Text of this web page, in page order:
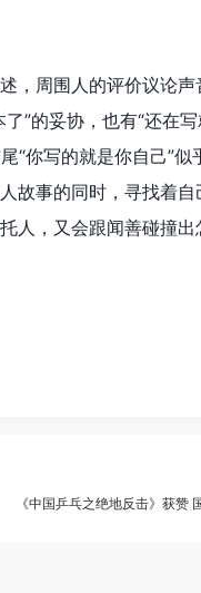
，周围人的评价议论
”的妥协，也有“还在
“你写的就是你自己”似
故事的同时，寻找着
人，又会跟闻善碰撞
《中国乒乓之绝地反击》获赞